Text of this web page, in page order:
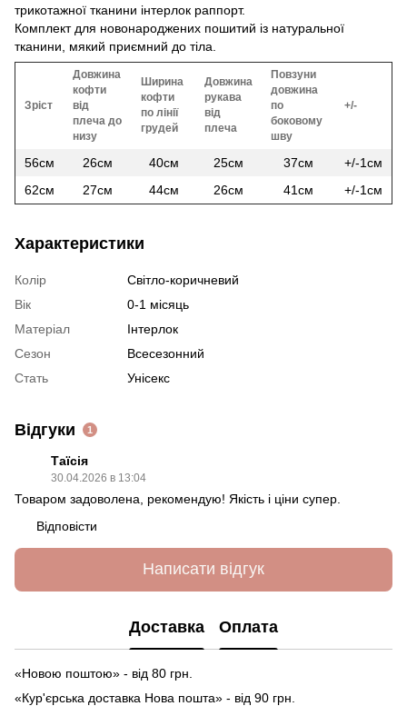
трикотажної тканини інтерлок раппорт.
Комплект для новонароджених пошитий із натуральної
тканини, мякий приємний до тіла.
Зріст
Довжина
кофти
від
плеча до
низу
Ширина
кофти
по лінії
грудей
Довжина
рукава
від
плеча
Повзуни
довжина
по
боковому
шву
+/-
56см 26см 40см 25см 37см
+/-1см
62см
27см 44см 26см 41см +/-1см
Характеристики
Колір
Світло-коричневий
Вік
0-1 місяць
Матеріал
Інтерлок
Сезон
Всесезонний
Стать
Унісекс
Відгуки 1
Таїсія
30.04.2026 в 13:04
Товаром задоволена, рекомендую! Якість і ціни супер.
Відповісти
Написати відгук
Доставка Оплата
«Новою поштою» - від 80 грн.
«Кур'єрська доставка Нова пошта» - від 90 грн.